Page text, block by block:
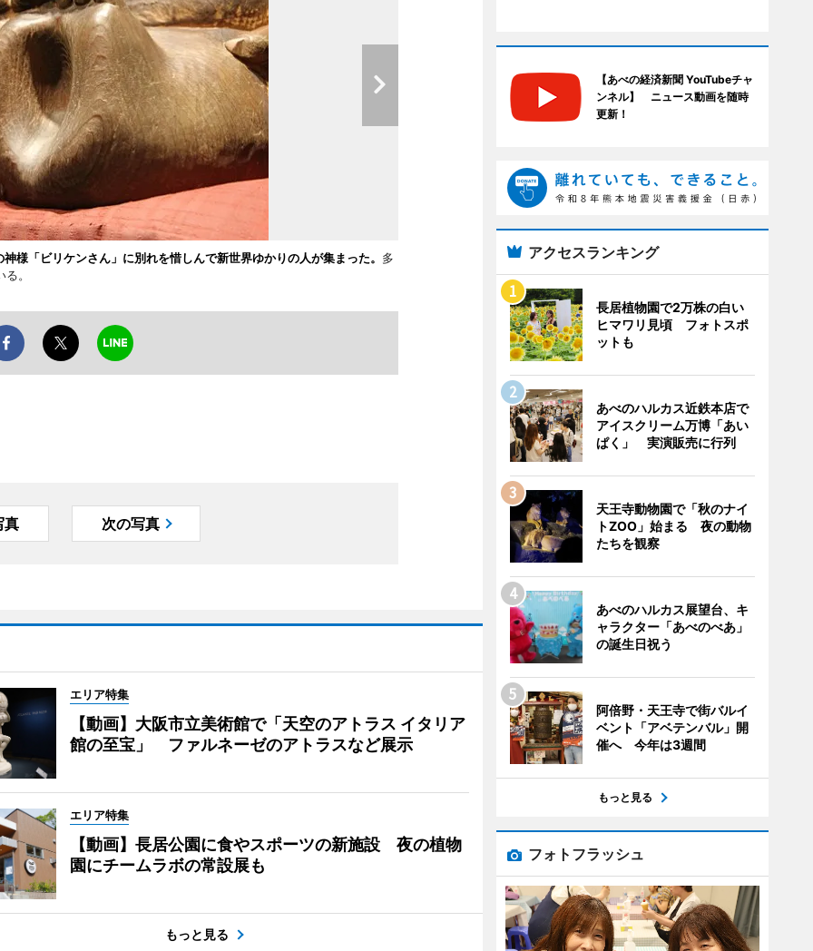
様「ビリケンさん」に別れを惜しんで新世界ゆかりの人が集まった。 多
。
真 次の写真
エリア特集
【動画】大阪市立美術館で「天空のアトラス イタリア
館の至宝」 ファルネーゼのアトラスなど展示
エリア特集
【動画】長居公園に食やスポーツの新施設 夜の植物
園にチームラボの常設展も
もっと見る
【あべの経済新聞 YouTubeチャ
ンネル】 ニュース動画を随時
更新！
アクセスランキング
長居植物園で2万株の白い
ヒマワリ見頃 フォトスポ
ットも
あべのハルカス近鉄本店で
アイスクリーム万博「あい
ぱく」 実演販売に行列
天王寺動物園で「秋のナイ
トZOO」始まる 夜の動物
たちを観察
あべのハルカス展望台、キ
ャラクター「あべのべあ」
の誕生日祝う
阿倍野・天王寺で街バルイ
ベント「アベテンバル」開
催へ 今年は3週間
もっと見る
フォトフラッシュ